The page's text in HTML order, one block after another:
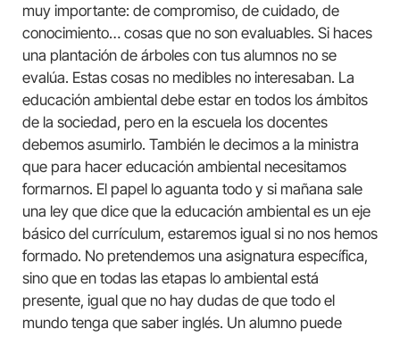
muy importante: de compromiso, de cuidado, de
conocimiento… cosas que no son evaluables. Si haces
una plantación de árboles con tus alumnos no se
evalúa. Estas cosas no medibles no interesaban. La
educación ambiental debe estar en todos los ámbitos
de la sociedad, pero en la escuela los docentes
debemos asumirlo. También le decimos a la ministra
que para hacer educación ambiental necesitamos
formarnos. El papel lo aguanta todo y si mañana sale
una ley que dice que la educación ambiental es un eje
básico del currículum, estaremos igual si no nos hemos
formado. No pretendemos una asignatura específica,
sino que en todas las etapas lo ambiental está
presente, igual que no hay dudas de que todo el
mundo tenga que saber inglés. Un alumno puede